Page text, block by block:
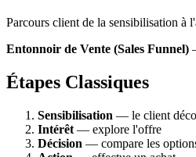
Parcours client de la sensibilisation à
Entonnoir de Vente (Sales Funnel)
Étapes Classiques
Sensibilisation — le client
Intérêt — explore l'offre
Décision — compare les